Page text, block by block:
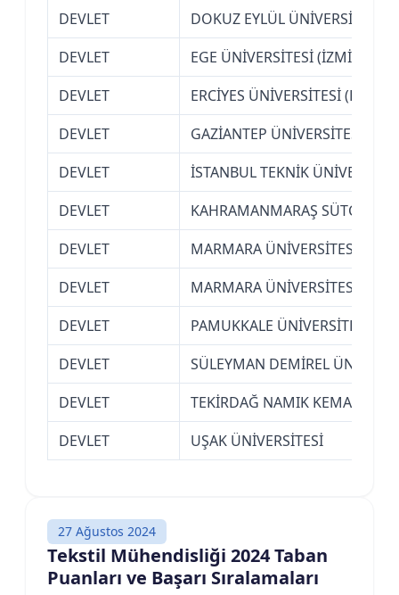
DEVLET
DOKUZ EYLÜL ÜNİVERSİTESİ
DEVLET
EGE ÜNİVERSİTESİ (İZMİR)
DEVLET
ERCİYES ÜNİVERSİTESİ
DEVLET
GAZİANTEP ÜNİVERSİTESİ
DEVLET
İSTANBUL TEKNİK
DEVLET
KAHRAMANMARAŞ SÜTÇÜ
DEVLET
MARMARA ÜNİVERSİTESİ
DEVLET
MARMARA ÜNİVERSİTESİ
DEVLET
PAMUKKALE ÜNİVERSİTESİ
DEVLET
SÜLEYMAN DEMİREL
DEVLET
TEKİRDAĞ NAMIK KEMAL
DEVLET
UŞAK ÜNİVERSİTESİ
27 Ağustos 2024
Tekstil Mühendisliği 2024 Taban
Puanları ve Başarı Sıralamaları